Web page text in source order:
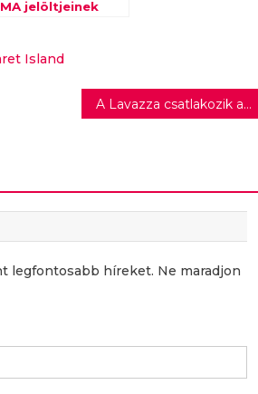
jelöltjeinek
Island
A Lavazza csatlakozik a KLM vállalati Bioüzemanyag-programjához
legfontosabb híreket. Ne maradjon